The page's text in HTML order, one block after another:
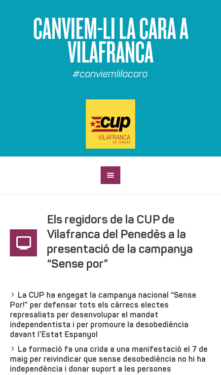
CANVIEM-LI LA CARA A
VILAFRANCA
#canviemlilacara
Els regidors de la CUP de
Vilafranca del Penedès a la
presentació de la campanya
“Sense por”
La CUP ha engegat la campanya nacional “Sense
Por!” per defensar tots els càrrecs electes
represaliats per desenvolupar el mandat
independentista i per promoure la desobediència
davant l’Estat Espanyol
La formació fa una crida a una manifestació el 7 de
maig per reivindicar que sense desobediència no hi ha
independència i donar suport a les persones